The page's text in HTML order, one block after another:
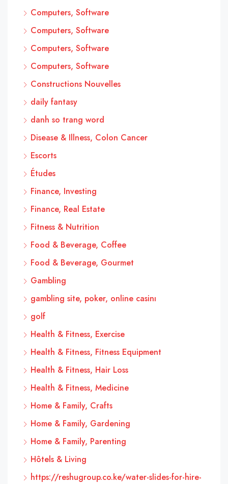
Computers, Software
Computers, Software
Computers, Software
Computers, Software
Constructions Nouvelles
daily fantasy
danh so trang word
Disease & Illness, Colon Cancer
Escorts
Études
Finance, Investing
Finance, Real Estate
Fitness & Nutrition
Food & Beverage, Coffee
Food & Beverage, Gourmet
Gambling
gambling site, poker, online casinı
golf
Health & Fitness, Exercise
Health & Fitness, Fitness Equipment
Health & Fitness, Hair Loss
Health & Fitness, Medicine
Home & Family, Crafts
Home & Family, Gardening
Home & Family, Parenting
Hôtels & Living
https://reshugroup.co.ke/water-slides-for-hire-